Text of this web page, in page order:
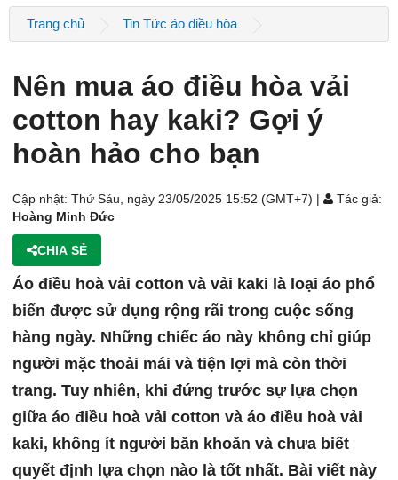
Trang chủ Tin Tức áo điều hòa
Nên mua áo điều hòa vải
cotton hay kaki? Gợi ý
hoàn hảo cho bạn
Cập nhật: Thứ Sáu, ngày 23/05/2025 15:52 (GMT+7) |
Tác giả:
Hoàng Minh Đức
CHIA SẺ
Áo điều hoà vải cotton và vải kaki là loại áo phổ
biến được sử dụng rộng rãi trong cuộc sống
hàng ngày. Những chiếc áo này không chỉ giúp
người mặc thoải mái và tiện lợi mà còn thời
trang. Tuy nhiên, khi đứng trước sự lựa chọn
giữa áo điều hoà vải cotton và áo điều hoà vải
kaki, không ít người băn khoăn và chưa biết
quyết định lựa chọn nào là tốt nhất. Bài viết này